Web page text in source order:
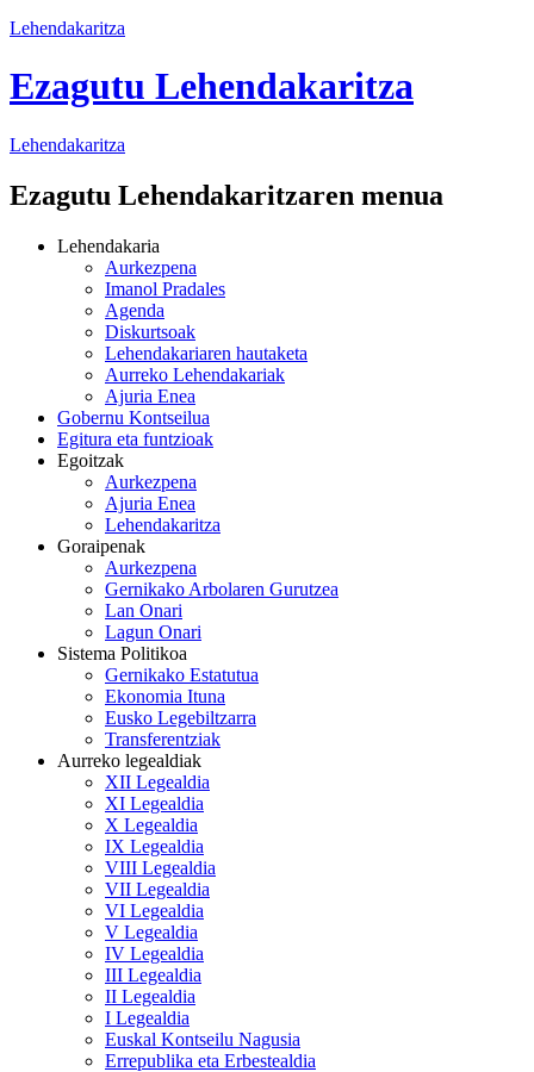
Lehendakaritza
Ezagutu Lehendakaritza
Lehendakaritza
Ezagutu Lehendakaritzaren menua
Lehendakaria
Aurkezpena
Imanol Pradales
Agenda
Diskurtsoak
Lehendakariaren hautaketa
Aurreko Lehendakariak
Ajuria Enea
Gobernu Kontseilua
Egitura eta funtzioak
Egoitzak
Aurkezpena
Ajuria Enea
Lehendakaritza
Goraipenak
Aurkezpena
Gernikako Arbolaren Gurutzea
Lan Onari
Lagun Onari
Sistema Politikoa
Gernikako Estatutua
Ekonomia Ituna
Eusko Legebiltzarra
Transferentziak
Aurreko legealdiak
XII Legealdia
XI Legealdia
X Legealdia
IX Legealdia
VIII Legealdia
VII Legealdia
VI Legealdia
V Legealdia
IV Legealdia
III Legealdia
II Legealdia
I Legealdia
Euskal Kontseilu Nagusia
Errepublika eta Erbestealdia